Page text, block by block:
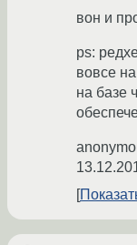
вон и
ps:
вовсе
на базе